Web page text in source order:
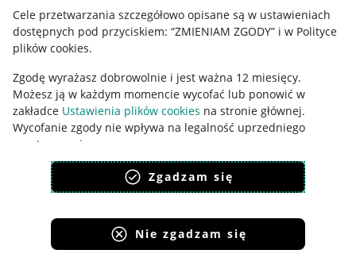
Cele przetwarzania szczegółowo opisane są w ustawieniach
dostępnych pod przyciskiem: “ZMIENIAM ZGODY” i w Polityce
plików cookies.
Zgodę wyrażasz dobrowolnie i jest ważna 12 miesięcy.
Możesz ją w każdym momencie wycofać lub ponowić w
zakładce Ustawienia plików cookies na stronie głównej.
Wycofanie zgody nie wpływa na legalność uprzedniego
przetwarzania.
polityka plików cookies
polityka ochrony prywatności
Zgadzam się
Nie zgadzam się
Pobierz aplikację
Korzystanie z serwisu oznacza akceptacjęregulaminu